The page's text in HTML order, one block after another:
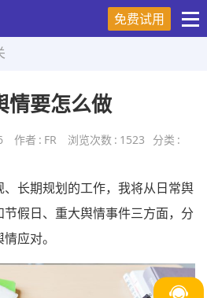
免费试用
情要怎么做
作者 : FR 浏览次数 : 1523 分类 :
长期规划的工作，我将从日常舆
假日、重大舆情事件三方面，分
应对。